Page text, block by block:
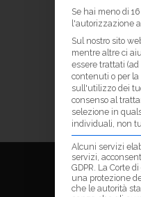
Se hai meno di
l'autorizzazione
Sul nostro sito
mentre altre ci
essere trattati
contenuti o per
sull'utilizzo dei
consenso al
selezione in
individuali, non
Alcuni servizi
servizi,
GDPR. La Corte
una protezione
che le autorità